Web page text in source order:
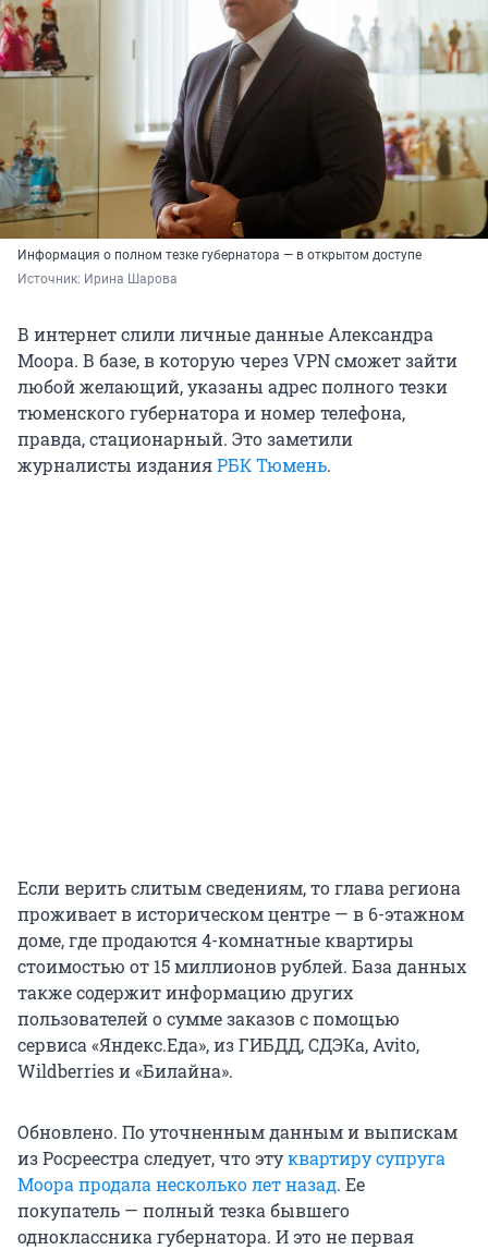
Информация о полном тезке губернатора — в открытом доступе
Источник: Ирина Шарова
В интернет слили личные данные Александра
Моора. В базе, в которую через VPN сможет зайти
любой желающий, указаны адрес полного тезки
тюменского губернатора и номер телефона,
правда, стационарный. Это заметили
журналисты изданияРБКТюмень.
Если верить слитым сведениям, то глава региона
проживает в историческом центре — в 6-этажном
доме, где продаются 4-комнатные квартиры
стоимостью от 15 миллионов рублей. База данных
также содержит информацию других
пользователей о сумме заказов с помощью
сервиса «Яндекс.Еда», из ГИБДД, СДЭКа, Avito,
Wildberries и «Билайна».
Обновлено. По уточненным данным и выпискам
из Росреестра следует, что этуквартиру супруга
Моора продала несколько лет назад. Ее
покупатель — полный тезка бывшего
одноклассника губернатора. И это не первая